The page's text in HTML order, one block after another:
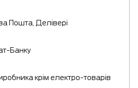
Пошта, Делівері
Банку
крім електро-товарів